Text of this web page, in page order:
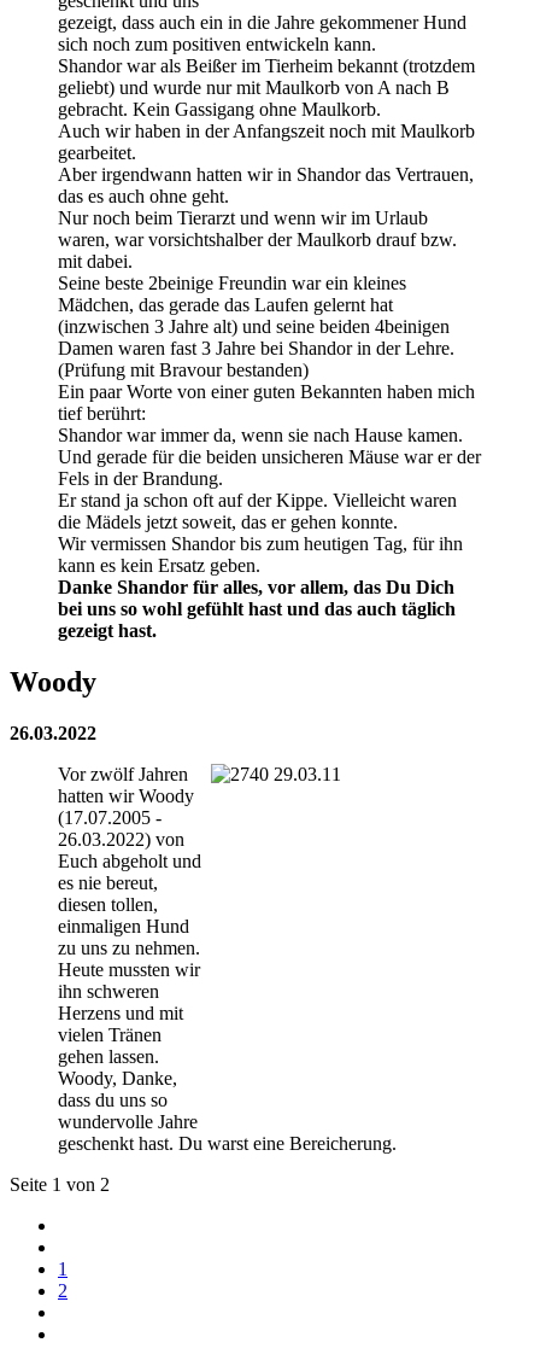
gezeigt, dass auch ein in die Jahre gekommener Hund
sich noch zum positiven entwickeln kann.
Shandor war als Beißer im Tierheim bekannt (trotzdem
geliebt) und wurde nur mit Maulkorb von A nach B
gebracht. Kein Gassigang ohne Maulkorb.
Auch wir haben in der Anfangszeit noch mit Maulkorb
gearbeitet.
Aber irgendwann hatten wir in Shandor das Vertrauen,
das es auch ohne geht.
Nur noch beim Tierarzt und wenn wir im Urlaub
waren, war vorsichtshalber der Maulkorb drauf bzw.
mit dabei.
Seine beste 2beinige Freundin war ein kleines
Mädchen, das gerade das Laufen gelernt hat
(inzwischen 3 Jahre alt) und seine beiden 4beinigen
Damen waren fast 3 Jahre bei Shandor in der Lehre.
(Prüfung mit Bravour bestanden)
Ein paar Worte von einer guten Bekannten haben mich
tief berührt:
Shandor war immer da, wenn sie nach Hause kamen.
Und gerade für die beiden unsicheren Mäuse war er der
Fels in der Brandung.
Er stand ja schon oft auf der Kippe. Vielleicht waren
die Mädels jetzt soweit, das er gehen konnte.
Wir vermissen Shandor bis zum heutigen Tag, für ihn
kann es kein Ersatz geben.
Danke Shandor für alles, vor allem, das Du Dich
bei uns so wohl gefühlt hast und das auch täglich
gezeigt hast.
Woody
26.03.2022
Vor zwölf Jahren
hatten wir Woody
(17.07.2005 -
26.03.2022) von
Euch abgeholt und
es nie bereut,
diesen tollen,
einmaligen Hund
zu uns zu nehmen.
Heute mussten wir
ihn schweren
Herzens und mit
vielen Tränen
gehen lassen.
Woody, Danke,
dass du uns so
wundervolle Jahre
geschenkt hast. Du warst eine Bereicherung.
Seite 1 von 2
1
2